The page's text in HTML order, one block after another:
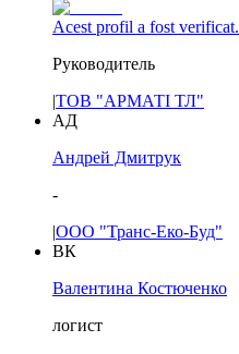
Acest profil a fost verificat.
Руководитель
|ТОВ "АРМАТІ ТЛ"
АД
Андрей Дмитрук
-
|ООО "Транс-Еко-Буд"
ВК
Валентина Костюченко
логист